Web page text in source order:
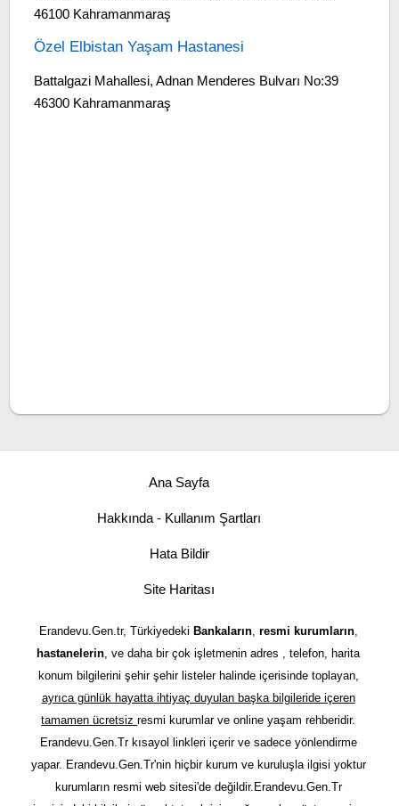
46100 Kahramanmaraş
Özel Elbistan Yaşam Hastanesi
Battalgazi Mahallesi, Adnan Menderes Bulvarı No:39
46300 Kahramanmaraş
Ana Sayfa
Hakkında - Kullanım Şartları
Hata Bildir
Site Haritası
Erandevu.Gen.tr, Türkiyedeki Bankaların, resmi kurumların,
hastanelerin, ve daha bir çok işletmenin adres , telefon, harita
konum bilgilerini şehir şehir listeler halinde içerisinde toplayan,
ayrıca günlük hayatta ihtiyaç duyulan başka bilgileride içeren
tamamen ücretsizresmi kurumlar ve online yaşam rehberidir.
Erandevu.Gen.Tr kısayol linkleri içerir ve sadece yönlendirme
yapar. Erandevu.Gen.Tr'nin hiçbir kurum ve kuruluşla ilgisi yoktur
kurumların resmi web sitesi'de değildir.Erandevu.Gen.Tr